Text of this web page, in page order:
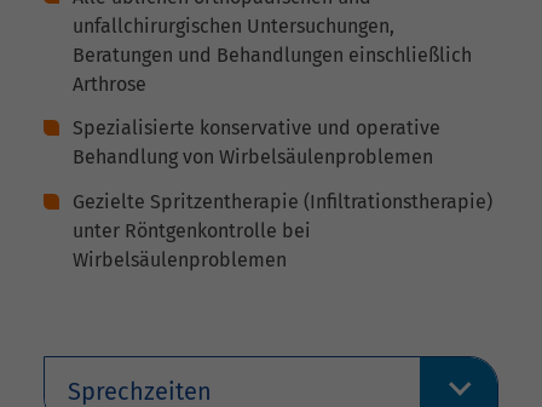
unfallchirurgischen Untersuchungen,
Beratungen und Behandlungen einschließlich
Arthrose
Spezialisierte konservative und operative
Behandlung von Wirbelsäulenproblemen
Gezielte Spritzentherapie (Infiltrationstherapie)
unter Röntgenkontrolle bei
Wirbelsäulenproblemen
Sprechzeiten